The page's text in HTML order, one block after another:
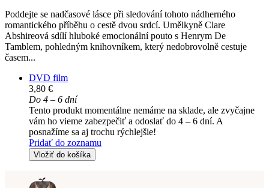
Poddejte se nadčasové lásce při sledování tohoto nádherného
romantického příběhu o cestě dvou srdcí. Umělkyně Clare
Abshireová sdílí hluboké emocionální pouto s Henrym De
Tamblem, pohledným knihovníkem, který nedobrovolně cestuje
časem...
DVD film
3,80 €
Do 4 – 6 dní
Tento produkt momentálne nemáme na sklade, ale zvyčajne
vám ho vieme zabezpečiť a odoslať do 4 – 6 dní. A
posnažíme sa aj trochu rýchlejšie!
Pridať do zoznamu
Vložiť do košíka